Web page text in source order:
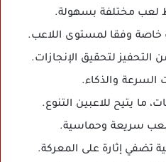
لعب مختلفة بسهولة.
خاصة وفقا لمستوى اللاعب.
التحفيز لتحقيق الإنجازات.
السرعة والذكاء.
ما يتيح للاعبين التنوع.
سريعة وحماسية.
تضفي إثارة على المعركة.